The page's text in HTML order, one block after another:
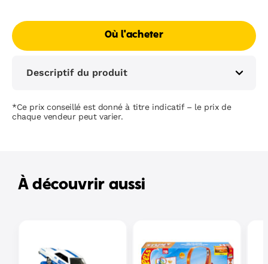
Où l'acheter
Descriptif du produit
*Ce prix conseillé est donné à titre indicatif – le prix de
chaque vendeur peut varier.
À découvrir aussi